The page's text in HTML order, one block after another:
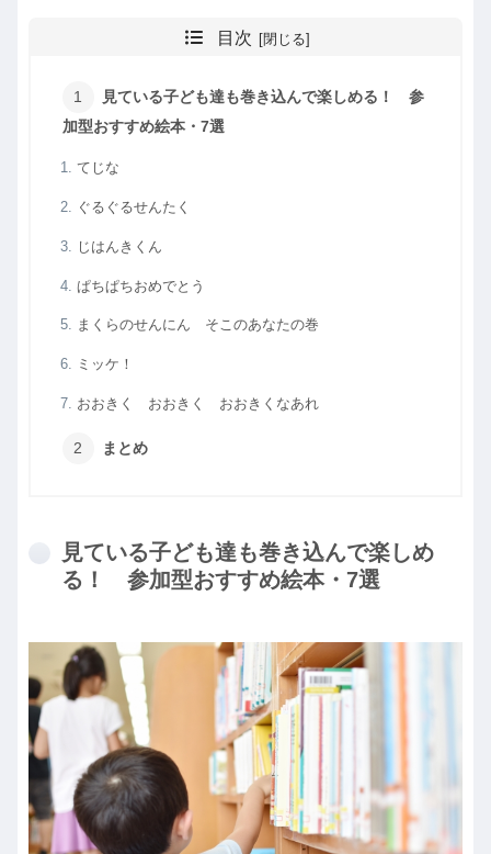
目次
見ている子ども達も巻き込んで楽しめる！ 参
加型おすすめ絵本・7選
てじな
ぐるぐるせんたく
じはんきくん
ぱちぱちおめでとう
まくらのせんにん そこのあなたの巻
ミッケ！
おおきく おおきく おおきくなあれ
まとめ
見ている子ども達も巻き込んで楽しめ
る！ 参加型おすすめ絵本・7選